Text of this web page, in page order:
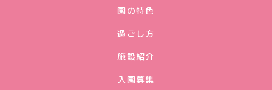
園の特色
過ごし方
施設紹介
入園募集